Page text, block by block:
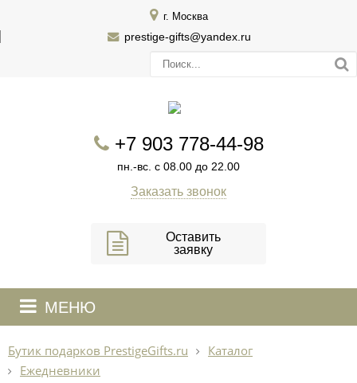
г. Москва
prestige-gifts@yandex.ru
+7 903 778-44-98
пн.-вс. с 08.00 до 22.00
Заказать звонок
Оставить
заявку
МЕНЮ
Бутик подарков PrestigeGifts.ru
Каталог
Ежедневники